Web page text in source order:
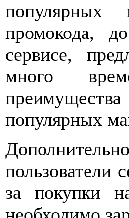
популярных
промокода,
сервисе,
много
популярных
пользователи
за покупки